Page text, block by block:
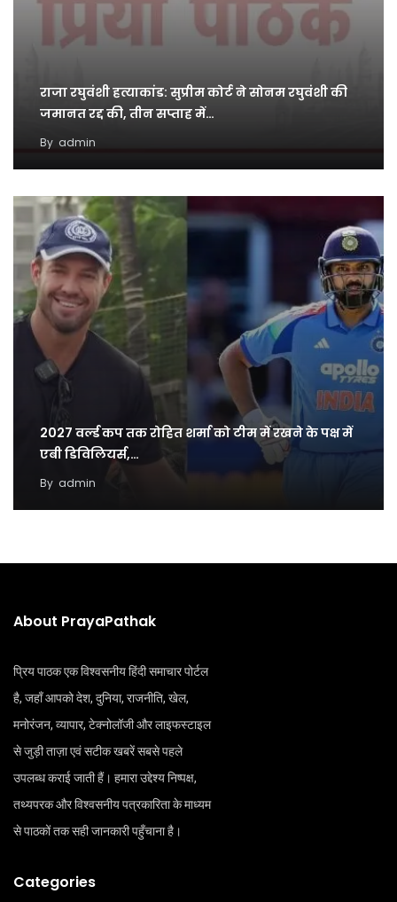
राजा रघुवंशी हत्याकांड: सुप्रीम कोर्ट ने सोनम रघुवंशी की
जमानत रद्द की, तीन सप्ताह में…
By admin
2027 वर्ल्ड कप तक रोहित शर्मा को टीम में रखने के पक्ष में
एबी डिविलियर्स,…
By admin
About PrayaPathak
प्रिय पाठक एक विश्वसनीय हिंदी समाचार पोर्टल
है, जहाँ आपको देश, दुनिया, राजनीति, खेल,
मनोरंजन, व्यापार, टेक्नोलॉजी और लाइफस्टाइल
से जुड़ी ताज़ा एवं सटीक खबरें सबसे पहले
उपलब्ध कराई जाती हैं। हमारा उद्देश्य निष्पक्ष,
तथ्यपरक और विश्वसनीय पत्रकारिता के माध्यम
से पाठकों तक सही जानकारी पहुँचाना है।
Categories